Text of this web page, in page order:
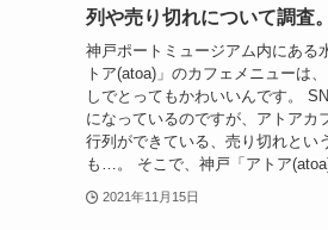
列や売り切れについて調査。
神戸ポートミュージアム内にある
トア(atoa)」のカフェメニューは
しでとってもかわいいんです。
になっているのですが、アトアカ
行列ができている、売り切れとい
も…。 そこで、神戸「アトア
2021年11月15日